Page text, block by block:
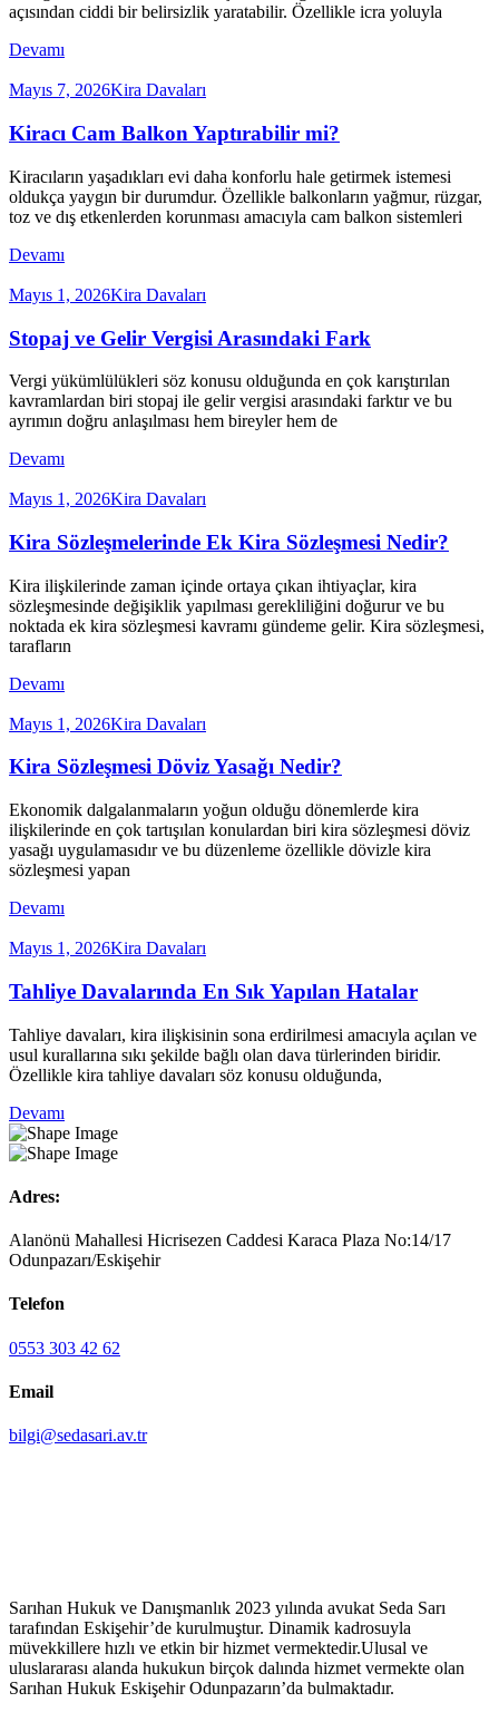
açısından ciddi bir belirsizlik yaratabilir. Özellikle icra yoluyla
Devamı
Mayıs 7, 2026Kira Davaları
Kiracı Cam Balkon Yaptırabilir mi?
Kiracıların yaşadıkları evi daha konforlu hale getirmek istemesi
oldukça yaygın bir durumdur. Özellikle balkonların yağmur, rüzgar,
toz ve dış etkenlerden korunması amacıyla cam balkon sistemleri
Devamı
Mayıs 1, 2026Kira Davaları
Stopaj ve Gelir Vergisi Arasındaki Fark
Vergi yükümlülükleri söz konusu olduğunda en çok karıştırılan
kavramlardan biri stopaj ile gelir vergisi arasındaki farktır ve bu
ayrımın doğru anlaşılması hem bireyler hem de
Devamı
Mayıs 1, 2026Kira Davaları
Kira Sözleşmelerinde Ek Kira Sözleşmesi Nedir?
Kira ilişkilerinde zaman içinde ortaya çıkan ihtiyaçlar, kira
sözleşmesinde değişiklik yapılması gerekliliğini doğurur ve bu
noktada ek kira sözleşmesi kavramı gündeme gelir. Kira sözleşmesi,
tarafların
Devamı
Mayıs 1, 2026Kira Davaları
Kira Sözleşmesi Döviz Yasağı Nedir?
Ekonomik dalgalanmaların yoğun olduğu dönemlerde kira
ilişkilerinde en çok tartışılan konulardan biri kira sözleşmesi döviz
yasağı uygulamasıdır ve bu düzenleme özellikle dövizle kira
sözleşmesi yapan
Devamı
Mayıs 1, 2026Kira Davaları
Tahliye Davalarında En Sık Yapılan Hatalar
Tahliye davaları, kira ilişkisinin sona erdirilmesi amacıyla açılan ve
usul kurallarına sıkı şekilde bağlı olan dava türlerinden biridir.
Özellikle kira tahliye davaları söz konusu olduğunda,
Devamı
Adres:
Alanönü Mahallesi Hicrisezen Caddesi Karaca Plaza No:14/17
Odunpazarı/Eskişehir
Telefon
0553 303 42 62
Email
bilgi@sedasari.av.tr
Sarıhan Hukuk ve Danışmanlık 2023 yılında avukat Seda Sarı
tarafından Eskişehir’de kurulmuştur. Dinamik kadrosuyla
müvekkillere hızlı ve etkin bir hizmet vermektedir.Ulusal ve
uluslararası alanda hukukun birçok dalında hizmet vermekte olan
Sarıhan Hukuk Eskişehir Odunpazarın’da bulmaktadır.